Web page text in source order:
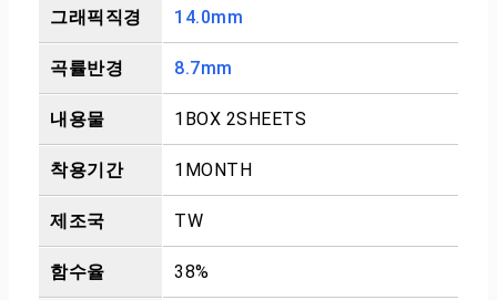
그래픽직경 14.0mm
곡률반경 8.7mm
내용물 1BOX 2SHEETS
착용기간 1MONTH
제조국 TW
함수율 38%